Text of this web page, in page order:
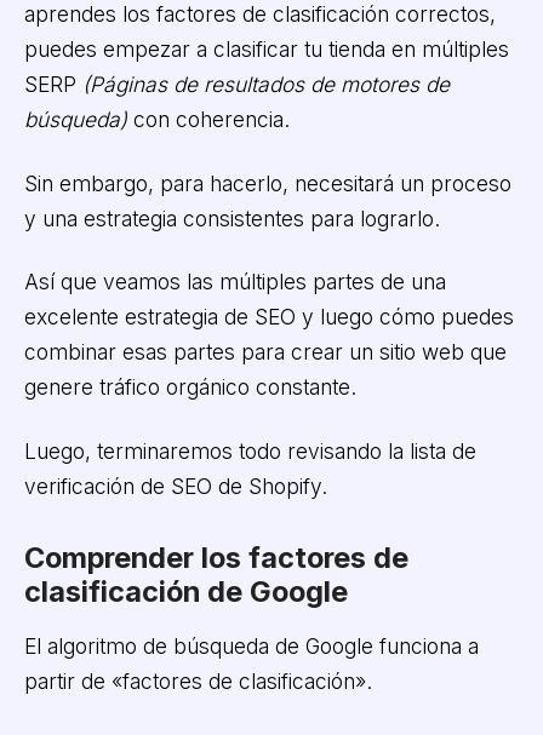
aprendes los factores de clasificación correctos,
puedes empezar a clasificar tu tienda en múltiples
SERP (Páginas de resultados de motores de
búsqueda)con coherencia.
Sin embargo, para hacerlo, necesitará un proceso
y una estrategia consistentes para lograrlo.
Así que veamos las múltiples partes de una
excelente estrategia de SEO y luego cómo puedes
combinar esas partes para crear un sitio web que
genere tráfico orgánico constante.
Luego, terminaremos todo revisando la lista de
verificación de SEO de Shopify.
Comprender los factores de
clasificación de Google
El algoritmo de búsqueda de Google funciona a
partir de «factores de clasificación».